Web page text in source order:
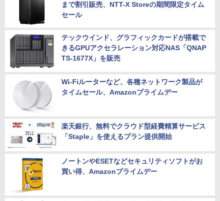
まで割引販売、NTT-X Storeの期間限定タイム
セール
テックウインド、グラフィックカードが搭載で
きるGPUアクセラレーション対応NAS「QNAP
TS-1677X」を販売
Wi-Fiルーターなど、各種ネットワーク製品が
タイムセール、Amazonプライムデー
楽天銀行、無料でクラウド型経費精算サービス
「Staple」を使えるプラン提供開始
ノートンやESETなどセキュリティソフトがお
買い得、Amazonプライムデー